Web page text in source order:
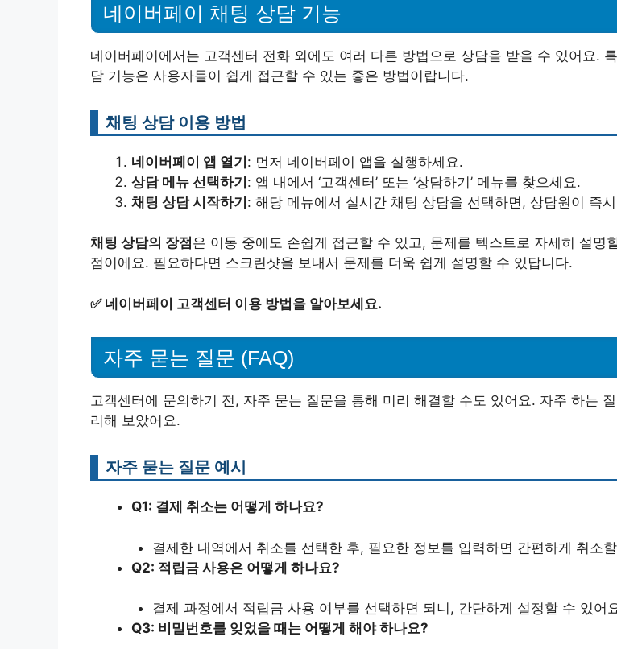
네이버페이 채팅 상담 기능
네이버페이에서는 고객센터 전화 외에도 여러 다른 방법으로 상담을 받을 수 있어요.
담 기능은 사용자들이 쉽게 접근할 수 있는 좋은 방법이랍니다.
채팅 상담 이용 방법
네이버페이 앱 열기: 먼저 네이버페이 앱을 실행하세요.
상담 메뉴 선택하기: 앱 내에서 ‘고객센터’ 또는 ‘상담하기’ 메뉴를 찾으세요.
채팅 상담 시작하기: 해당 메뉴에서 실시간 채팅 상담을 선택하면, 상담원이 즉
채팅 상담의 장점 은 이동 중에도 손쉽게 접근할 수 있고, 문제를 텍스트로 자세히 설명
점이에요. 필요하다면 스크린샷을 보내서 문제를 더욱 쉽게 설명할 수 있답니다.
✅ 네이버페이 고객센터 이용 방법을 알아보세요.
자주 묻는 질문 (FAQ)
고객센터에 문의하기 전, 자주 묻는 질문을 통해 미리 해결할 수도 있어요. 자주 하는
리해 보았어요.
자주 묻는 질문 예시
Q1: 결제 취소는 어떻게 하나요?
결제한 내역에서 취소를 선택한 후, 필요한 정보를 입력하면 간편하게 취소
Q2: 적립금 사용은 어떻게 하나요?
결제 과정에서 적립금 사용 여부를 선택하면 되니, 간단하게 설정할 수 있어
Q3: 비밀번호를 잊었을 때는 어떻게 해야 하나요?